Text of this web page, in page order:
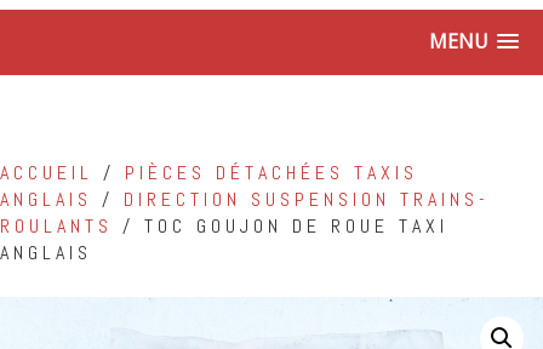
MENU
ACCUEIL / PIÈCES DÉTACHÉES TAXIS
ANGLAIS
/ DIRECTION SUSPENSION TRAINS-
ROULANTS
/ TOC GOUJON DE ROUE TAXI
ANGLAIS